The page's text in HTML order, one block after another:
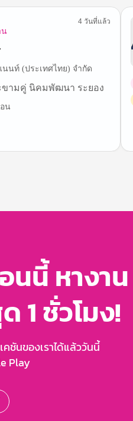
น
4 วันที่แล้ว
นท์ (ประเทศไทย) จำกัด
ขามคู่ นิคมพัฒนา ระยอง
น
นนี้ หางาน
1 ชั่วโมง!
ชันของเราได้แล้ววันนี้
Play